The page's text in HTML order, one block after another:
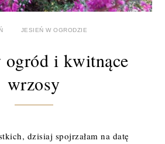
JESIEŃ W OGRODZIE
ogród i kwitnące
wrzosy
dzisiaj spojrzałam na datę